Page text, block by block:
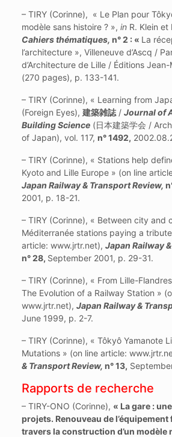
– TIRY (Corinne), « Le Plan pour
modèle sans histoire ? », inR. Klein et
Cahiers thématiques, n° 2 : « La
l’architecture », Villeneuve d’Ascq /
d’Architecture de Lille / Éditions
(270 pages), p. 133-141.
– TIRY (Corinne), « Learning from
(Foreign Eyes), 建築雑誌/ Journal of
Building Science(日本建築学会 /
of Japan), vol. 117, n° 1492,
– TIRY (Corinne), « Stations help
Kyoto and Lille Europe » (on line
Japan Railway & Transport Review,
2001, p. 18-21.
– TIRY (Corinne), « Between city and
Méditerranée stations paying a
article: www.jrtr.net), Japan Railway
n° 28, September 2001, p. 29-31.
– TIRY (Corinne), « From Lille-
The Evolution of a Railway Station »
www.jrtr.net), Japan Railway &
June 1999, p. 2-7.
– TIRY (Corinne), « Tôkyô Yamanote
Mutations » (on line article:
& Transport Review, n° 13,
Rapports de recherche
– TIRY-ONO (Corinne), « La gare :
projets. Renouveau de
travers la construction d’un modèle